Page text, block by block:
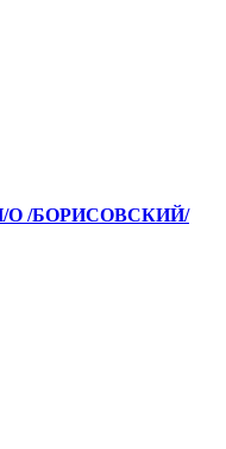
О /БОРИСОВСКИЙ/